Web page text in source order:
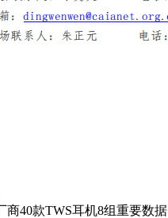
商40款TWS耳机8组重要数据